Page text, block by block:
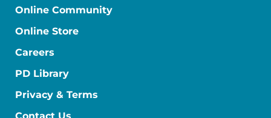
Online Community
Online Store
Careers
PD Library
Privacy & Terms